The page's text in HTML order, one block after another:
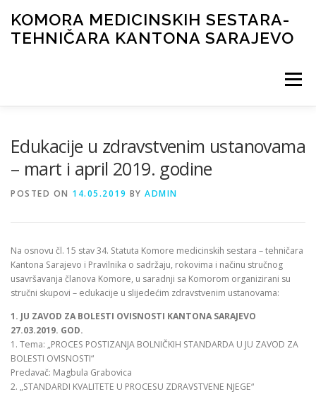
content
KOMORA MEDICINSKIH SESTARA-
TEHNIČARA KANTONA SARAJEVO
Menu
Edukacije u zdravstvenim ustanovama
– mart i april 2019. godine
POSTED ON 14.05.2019 BY ADMIN
Na osnovu čl. 15 stav 34. Statuta Komore medicinskih sestara – tehničara
Kantona Sarajevo i Pravilnika o sadržaju, rokovima i načinu stručnog
usavršavanja članova Komore, u saradnji sa Komorom organizirani su
stručni skupovi – edukacije u slijedećim zdravstvenim ustanovama:
1. JU ZAVOD ZA BOLESTI OVISNOSTI KANTONA SARAJEVO
27.03.2019. GOD.
1. Tema: „PROCES POSTIZANJA BOLNIČKIH STANDARDA U JU ZAVOD ZA
BOLESTI OVISNOSTI“
Predavač: Magbula Grabovica
2. „STANDARDI KVALITETE U PROCESU ZDRAVSTVENE NJEGE“